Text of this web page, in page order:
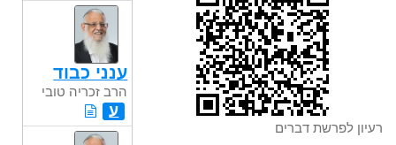
רעיון לפרשת דברים
ענני כבוד
הרב זכריה טובי
ע